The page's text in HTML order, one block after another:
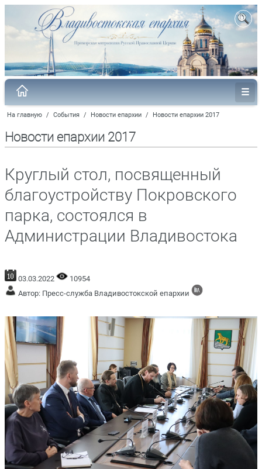
На главную / События / Новости епархии / Новости епархии 2017
Новости епархии 2017
Круглый стол, посвященный
благоустройству Покровского
парка, состоялся в
Администрации Владивостока
03.03.2022
10954
Автор: Пресс-служба Владивостокской епархии